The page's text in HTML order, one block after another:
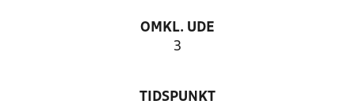
OMKL. UDE
3
TIDSPUNKT